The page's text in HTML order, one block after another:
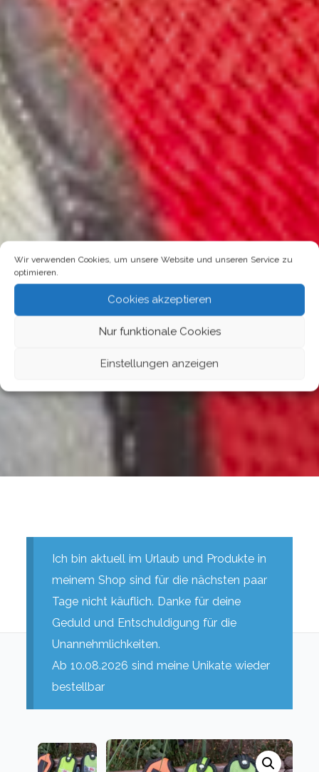
Wir verwenden Cookies, um unsere Website und unseren Service zu
optimieren.
Cookies akzeptieren
Nur funktionale Cookies
Einstellungen anzeigen
Ich bin aktuell im Urlaub und Produkte in
meinem Shop sind für die nächsten paar
Tage nicht käuflich. Danke für deine
Geduld und Entschuldigung für die
Unannehmlichkeiten.
Ab 10.08.2026 sind meine Unikate wieder
bestellbar